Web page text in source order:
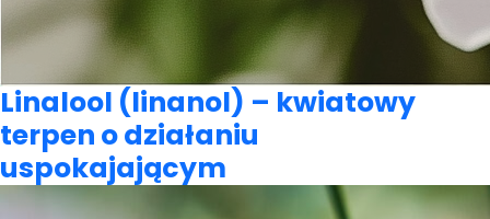
Linalool (linanol) – kwiatowy
terpen o działaniu
uspokajającym